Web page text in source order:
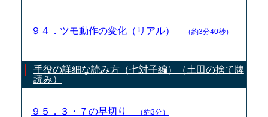
９４．ツモ動作の変化（リアル） （約3分40秒）
手役の詳細な読み方（七対子編）（土田の捨て牌
読み）
９５．３・７の早切り （約3分）